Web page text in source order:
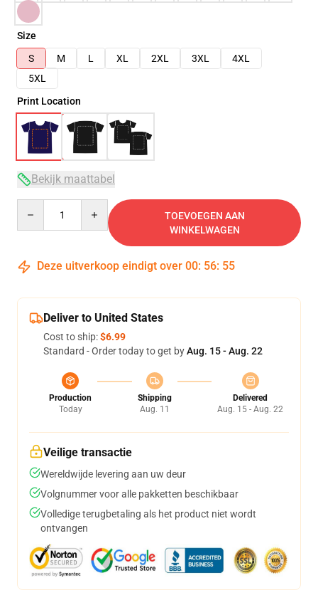
Size
S
M L XL 2XL 3XL
4XL
5XL
Print Location
Bekijk maattabel
TOEVOEGEN AAN
WINKELWAGEN
Deze uitverkoop eindigt over 00: 56: 54
Deliver to United States
Cost to ship:$6.99
Standard - Order today to get byAug. 15 - Aug. 22
Production
Today
Shipping
Aug. 11
Delivered
Aug. 15 - Aug. 22
Veilige transactie
Wereldwijde levering aan uw deur
Volgnummer voor alle pakketten beschikbaar
Volledige terugbetaling als het product niet wordt
ontvangen